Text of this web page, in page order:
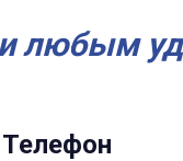
любым
Телефон